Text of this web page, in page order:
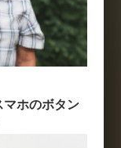
マホのボタン